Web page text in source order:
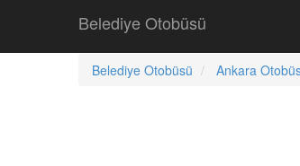
Belediye Otobüsü
Belediye Otobüsü Ankara